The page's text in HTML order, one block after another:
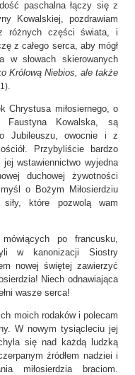
paschalna łączy się z
Kowalskiej, pozdrawiam
różnych części świata, i
z całego serca, aby mógł
w słowach skierowanych
Królową Niebios, ale także
.
Chrystusa miłosiernego, o
Kowalska, są
Jubileuszu, owocnie i z
Przybyliście bardzo
wstawiennictwo wyjedna
duchowej żywotności
o Bożym Miłosierdziu
które pozwolą wam
mówiących po francusku,
w kanonizacji Siostry
nowej świętej zawierzyć
Niech odnawiająca
wasze serca!
moich rodaków i polecam
W nowym tysiącleciu jej
się nad każdą ludzką
źródłem nadziei i
miłosierdzia braciom.